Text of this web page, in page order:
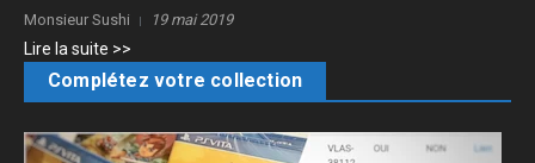
Monsieur Sushi 19 mai 2019
Lire la suite >>
Complétez votre collection